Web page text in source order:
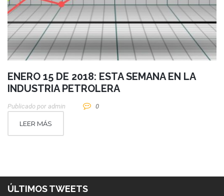
ENERO 15 DE 2018: ESTA SEMANA EN LA
INDUSTRIA PETROLERA
Publicado por Admin 0
LEER MÁS
ÚLTIMOS TWEETS